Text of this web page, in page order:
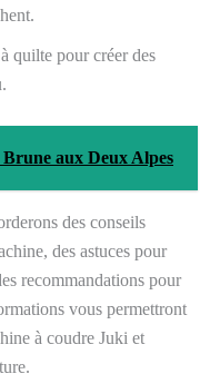
quilte pour créer des
aux Deux Alpes
des conseils
des astuces pour
recommandations pour
vous permettront
à coudre Juki et